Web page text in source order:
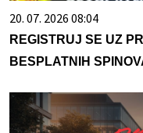
20. 07. 2026 08:04
REGISTRUJ SE UZ
BESPLATNIH